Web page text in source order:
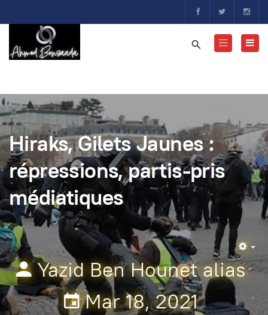
Hiraks, Gilets Jaunes :
répressions, partis-pris
médiatiques
Yazid Ben Hounet alias
Mar 18, 2021